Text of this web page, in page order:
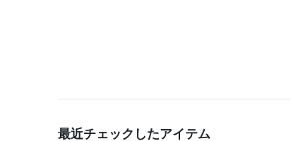
最近チェックしたアイテム